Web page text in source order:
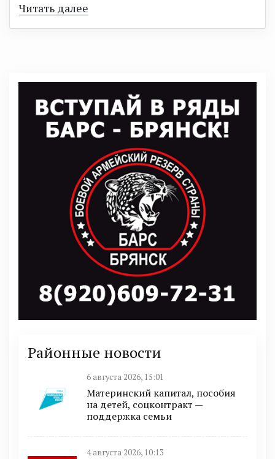
Читать далее
Районные новости
6 августа 2026, 15:01
Материнский капитал, пособия
на детей, соцконтракт —
поддержка семьи
4 августа 2026, 10:13